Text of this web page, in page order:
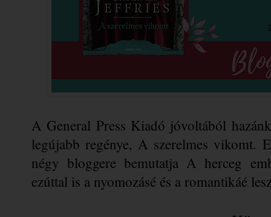
A General Press Kiadó jóvoltából
legújabb regénye, A szerelmes vikomt.
négy bloggere bemutatja A herceg
ezúttal is a nyomozásé és a romantikáé